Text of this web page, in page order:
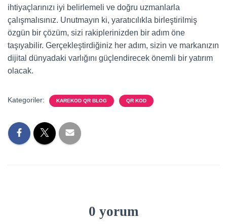
ihtiyaçlarınızı iyi belirlemeli ve doğru uzmanlarla
çalışmalısınız. Unutmayın ki, yaratıcılıkla birleştirilmiş
özgün bir çözüm, sizi rakiplerinizden bir adım öne
taşıyabilir. Gerçekleştirdiğiniz her adım, sizin ve markanızın
dijital dünyadaki varlığını güçlendirecek önemli bir yatırım
olacak.
Kategoriler: KAREKOD QR BLOG QR KOD
0 yorum